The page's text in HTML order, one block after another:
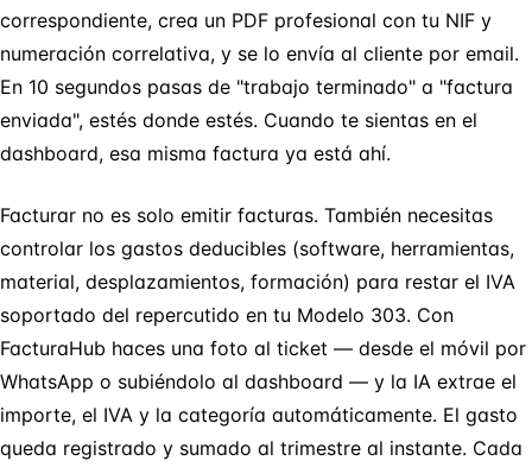
correspondiente, crea un PDF profesional con tu NIF y
numeración correlativa, y se lo envía al cliente por email.
En 10 segundos pasas de "trabajo terminado" a "factura
enviada", estés donde estés. Cuando te sientas en el
dashboard, esa misma factura ya está ahí.
Facturar no es solo emitir facturas. También necesitas
controlar los gastos deducibles (software, herramientas,
material, desplazamientos, formación) para restar el IVA
soportado del repercutido en tu Modelo 303. Con
FacturaHub haces una foto al ticket — desde el móvil por
WhatsApp o subiéndolo al dashboard — y la IA extrae el
importe, el IVA y la categoría automáticamente. El gasto
queda registrado y sumado al trimestre al instante. Cada